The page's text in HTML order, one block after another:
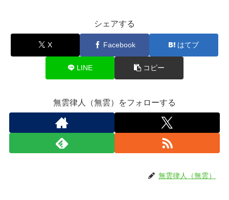
シェアする
X Facebook はてブ
LINE コピー
無雲律人（無雲）をフォローする
無雲律人（無雲）